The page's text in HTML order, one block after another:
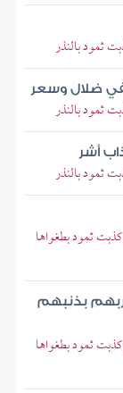
ثمود بالنذر
لفي ضلال وسعر
ثمود بالنذر
أشر
ثمود بالنذر
ثمود بطغواها
بذنبهم
ثمود بطغواها